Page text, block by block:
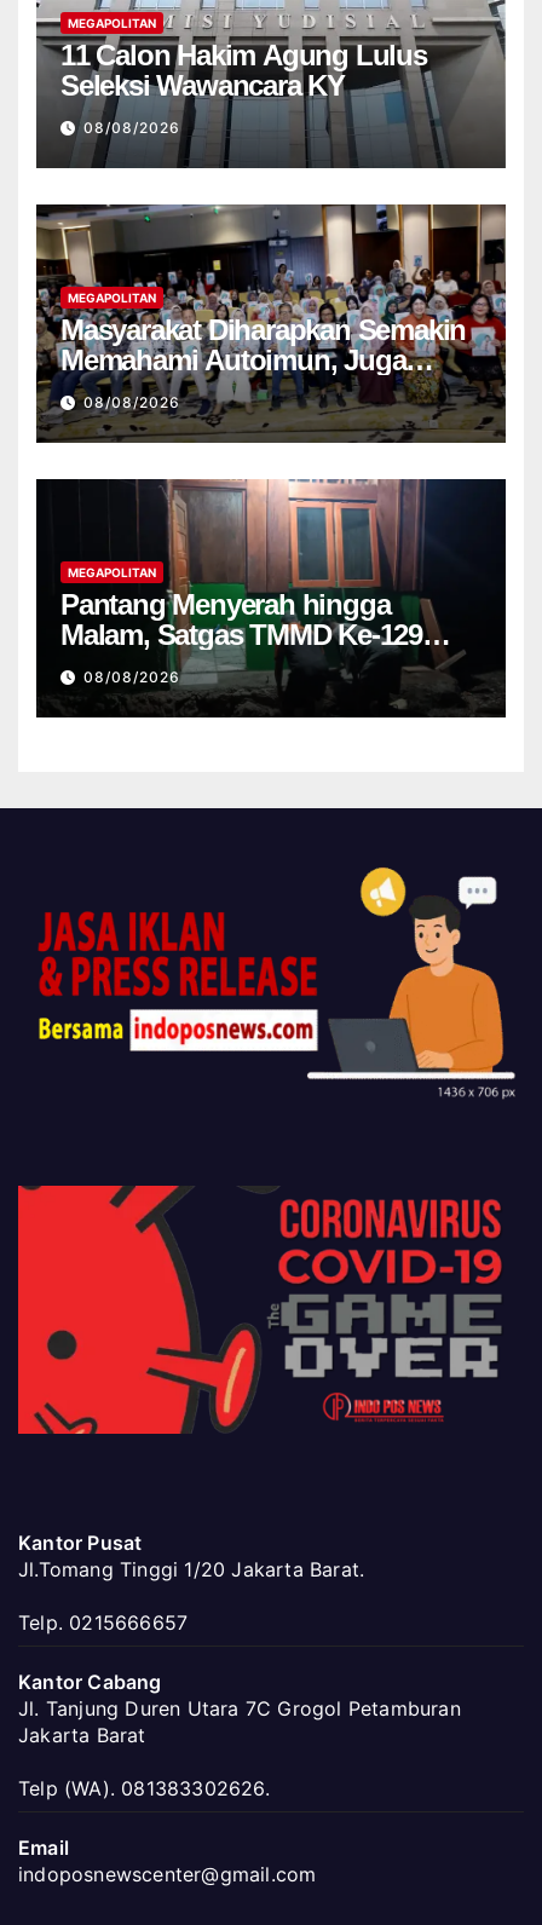
MEGAPOLITAN
11 Calon Hakim Agung Lulus
Seleksi Wawancara KY
08/08/2026
MEGAPOLITAN
Masyarakat Diharapkan Semakin
Memahami Autoimun, Juga
Kalangan Wartawan
08/08/2026
MEGAPOLITAN
Pantang Menyerah hingga
Malam, Satgas TMMD Ke-129
Kodim 1807 Sorsel Lembur
Finishing Rumah Type 36 untuk
Warga Kampung Sesor
08/08/2026
Kantor Pusat
Jl.Tomang Tinggi 1/20 Jakarta Barat.
Telp. 0215666657
Kantor Cabang
Jl. Tanjung Duren Utara 7C Grogol Petamburan
Jakarta Barat
Telp (WA). 081383302626.
Email
indoposnewscenter@gmail.com